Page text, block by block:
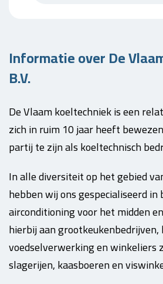
Informatie over De
B.V.
De Vlaam koeltechniek is een
zich in ruim 10 jaar heeft
partij te zijn als koeltechnisch
In alle diversiteit op het gebied
hebben wij ons gespecialiseerd
airconditioning voor het midden
hierbij aan grootkeukenbedrijven,
voedselverwerking en winkeliers
slagerijen, kaasboeren en